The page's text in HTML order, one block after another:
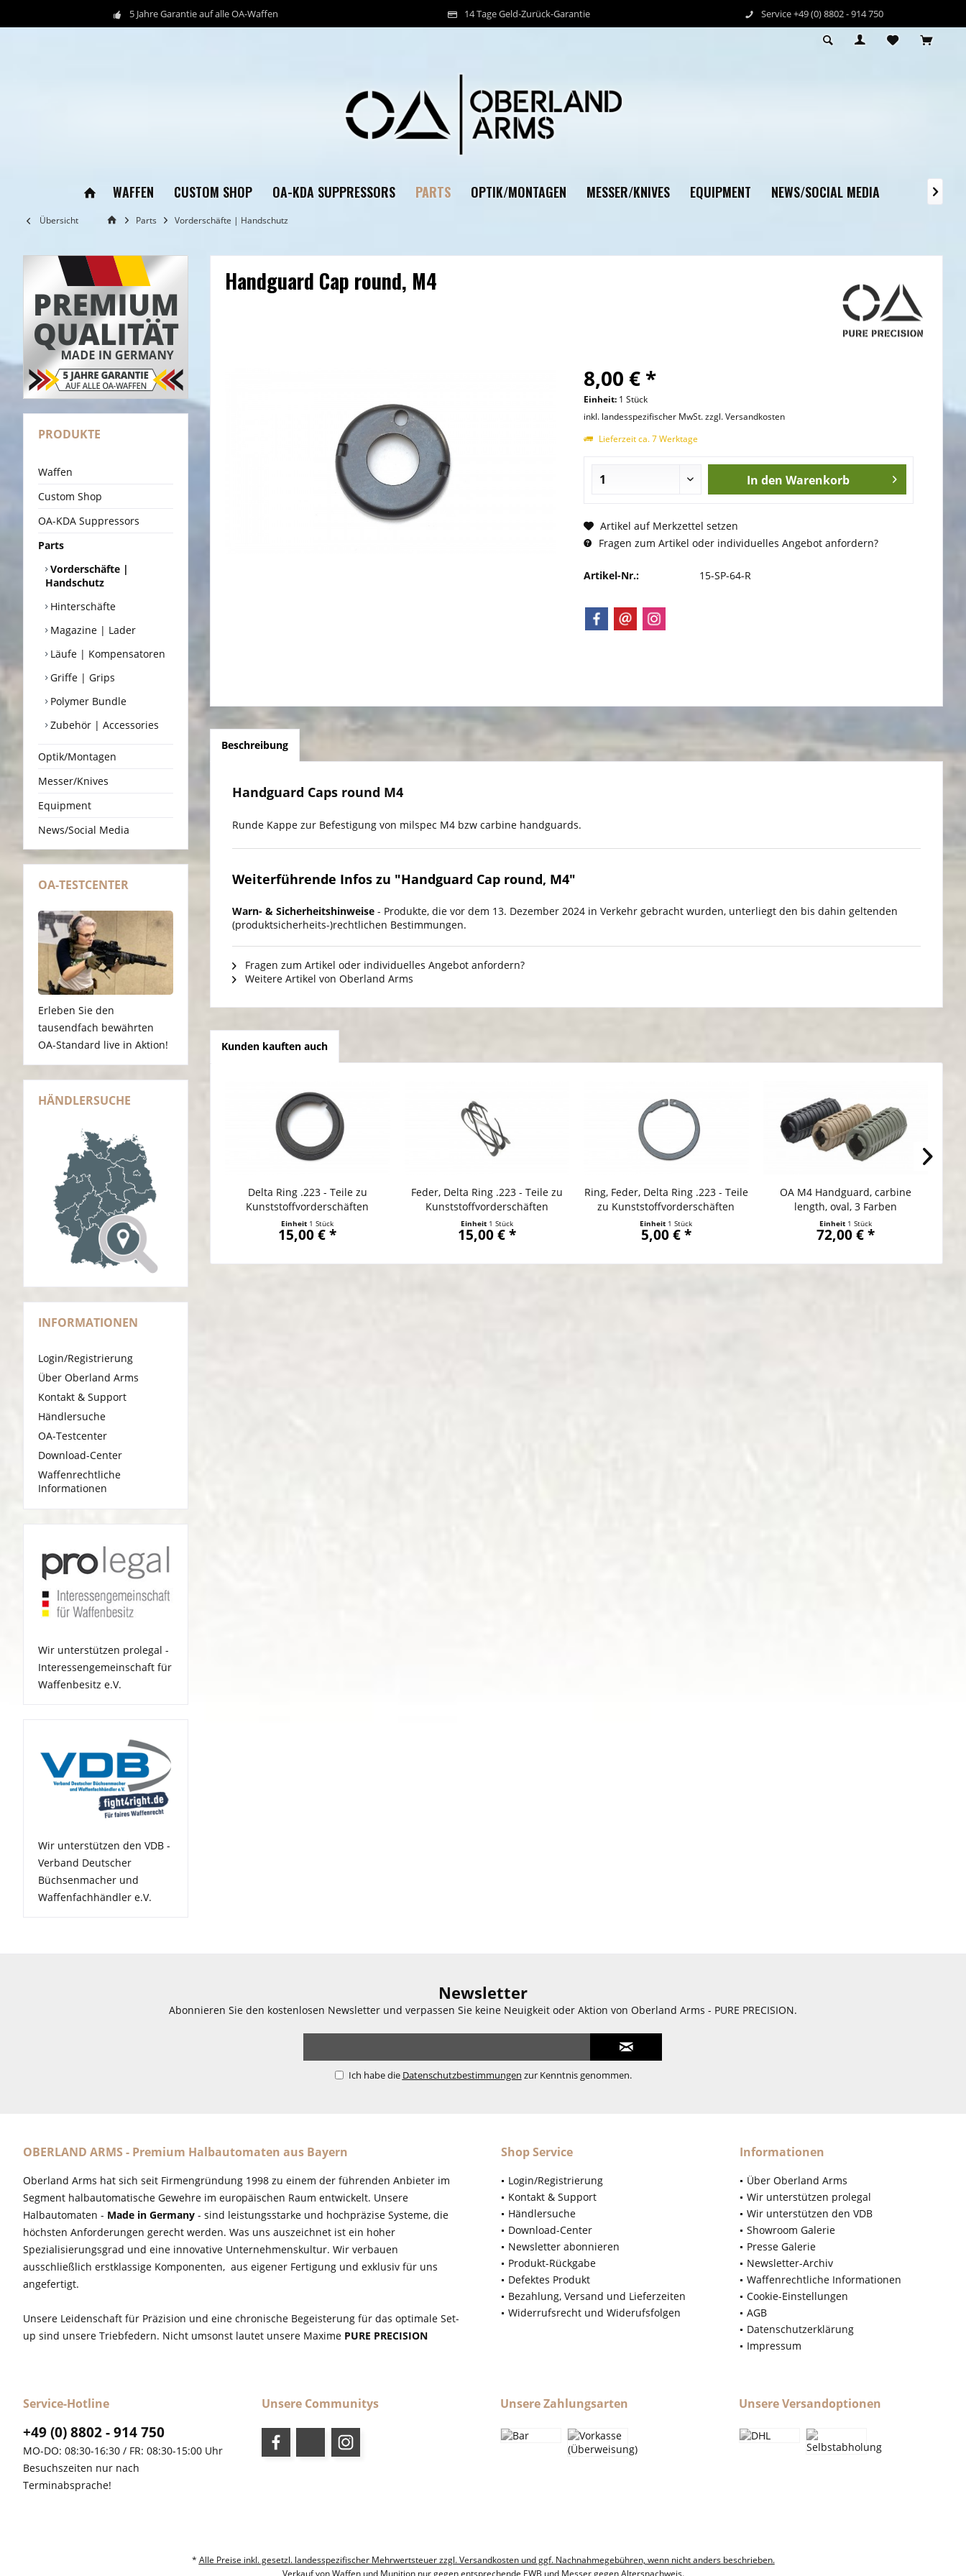
5 Jahre Garantie auf alle OA-Waffen 14 Tage Geld-Zurück-Garantie Service +49 (0) 8802 - 914 750
WAFFEN CUSTOM SHOP OA-KDA SUPPRESSORS PARTS OPTIK/MONTAGEN MESSER/KNIVES EQUIPMENT NEWS/SOCIAL MEDIA 
Übersicht Parts Vorderschäfte | Handschutz
PRODUKTE
Waffen
Custom Shop
OA-KDA Suppressors
Parts
Vorderschäfte |
Handschutz
Hinterschäfte
Magazine | Lader
Läufe | Kompensatoren
Griffe | Grips
Polymer Bundle
Zubehör | Accessories
Optik/Montagen
Messer/Knives
Equipment
News/Social Media
OA-TESTCENTER
Erleben Sie den
tausendfach bewährten
OA-Standard live in Aktion!
HÄNDLERSUCHE
INFORMATIONEN
Login/Registrierung
Über Oberland Arms
Kontakt & Support
Händlersuche
OA-Testcenter
Download-Center
Waffenrechtliche
Informationen
Wir unterstützen prolegal -
Interessengemeinschaft für
Waffenbesitz e.V.
Wir unterstützen den VDB -
Verband Deutscher
Büchsenmacher und
Waffenfachhändler e.V.
Handguard Cap round, M4
8,00 € *
Einheit: 1 Stück
inkl. landesspezifischer MwSt. zzgl. Versandkosten
Lieferzeit ca. 7 Werktage
In den Warenkorb
Artikel auf Merkzettel setzen
Fragen zum Artikel oder individuelles Angebot anfordern?
Artikel-Nr.: 15-SP-64-R
Beschreibung
Handguard Caps round M4
Runde Kappe zur Befestigung von milspec M4 bzw carbine handguards.
Weiterführende Infos zu "Handguard Cap round, M4"
Warn- & Sicherheitshinweise - Produkte, die vor dem 13. Dezember 2024 in Verkehr gebracht wurden, unterliegt den bis dahin geltenden
(produktsicherheits-)rechtlichen Bestimmungen.
Fragen zum Artikel oder individuelles Angebot anfordern?
Weitere Artikel von Oberland Arms
Kunden kauften auch
Delta Ring .223 - Teile zu
Kunststoffvorderschäften
Einheit 1 Stück
15,00 € *
Feder, Delta Ring .223 - Teile zu
Kunststoffvorderschäften
Einheit 1 Stück
15,00 € *
Ring, Feder, Delta Ring .223 - Teile
zu Kunststoffvorderschäften
Einheit 1 Stück
5,00 € *
OA M4 Handguard, carbine
length, oval, 3 Farben
Einheit 1 Stück
72,00 € *
Newsletter
Abonnieren Sie den kostenlosen Newsletter und verpassen Sie keine Neuigkeit oder Aktion von Oberland Arms - PURE PRECISION.
Ich habe die Datenschutzbestimmungen zur Kenntnis genommen.
OBERLAND ARMS - Premium Halbautomaten aus Bayern
Oberland Arms hat sich seit Firmengründung 1998 zu einem der führenden Anbieter im
Segment halbautomatische Gewehre im europäischen Raum entwickelt. Unsere
Halbautomaten - Made in Germany - sind leistungsstarke und hochpräzise Systeme, die
höchsten Anforderungen gerecht werden. Was uns auszeichnet ist ein hoher
Spezialisierungsgrad und eine innovative Unternehmenskultur. Wir verbauen
ausschließlich erstklassige Komponenten, aus eigener Fertigung und exklusiv für uns
angefertigt.
Unsere Leidenschaft für Präzision und eine chronische Begeisterung für das optimale Set-
up sind unsere Triebfedern. Nicht umsonst lautet unsere Maxime PURE PRECISION
Shop Service
Login/Registrierung
Kontakt & Support
Händlersuche
Download-Center
Newsletter abonnieren
Produkt-Rückgabe
Defektes Produkt
Bezahlung, Versand und Lieferzeiten
Widerrufsrecht und Widerufsfolgen
Informationen
Über Oberland Arms
Wir unterstützen prolegal
Wir unterstützen den VDB
Showroom Galerie
Presse Galerie
Newsletter-Archiv
Waffenrechtliche Informationen
Cookie-Einstellungen
AGB
Datenschutzerklärung
Impressum
Service-Hotline
+49 (0) 8802 - 914 750
MO-DO: 08:30-16:30 / FR: 08:30-15:00 Uhr
Besuchszeiten nur nach
Terminabsprache!
Unsere Communitys Unsere Zahlungsarten Unsere Versandoptionen
* Alle Preise inkl. gesetzl. landesspezifischer Mehrwertsteuer zzgl. Versandkosten und ggf. Nachnahmegebühren, wenn nicht anders beschrieben.
Verkauf von Waffen und Munition nur gegen entsprechende EWB und Messer gegen Altersnachweis.